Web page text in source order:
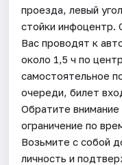
проезда, левый
стойки инфоцентр.
Вас проводят к
около 1,5 ч по
самостоятельное
очереди, билет
Обратите
ограничение по
Возьмите с собой
личность и